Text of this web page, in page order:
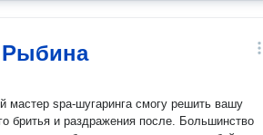
Рыбина
мастер spa-шугаринга смогу решить вашу
бритья и раздражения после. Большинство